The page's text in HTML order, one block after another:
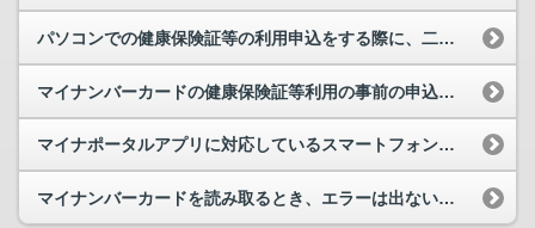
パソコンでの健康保険証等の利用申込をする際に、二次元コード(QRコード)を利用できますか。
マイナンバーカードの健康保険証等利用の事前の申込みをするためのパソコンやスマートフォンを持って...
マイナポータルアプリに対応しているスマートフォン等を教えてください。
マイナンバーカードを読み取るとき、エラーは出ないが、ずっと読み取れません。